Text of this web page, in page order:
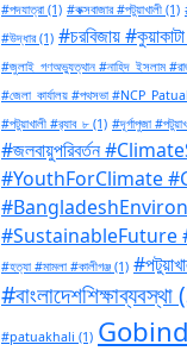
#পদযাত্রা (1) #কক্সবাজার #পটুয়াখালী (1)
#উদ্ধার(1) #চরবিজায় #কুয়াকাটা
#জুলাই_গণঅভ্যুত্থান #নাহিদ_ইসলাম
#জেলা_কার্যালয় #পথসভা
#পটুয়াখালী #র‍্যাব_৮ (1) #দূর্গাপুজা
#জলবায়ুপরিবর্তন
#YouthForClimate
#SustainableFuture
#হত্যা #মামলা #কালীগঞ্জ (1)
#বাংলাদেশশিক্ষাব্যবস্থা
#patuakhali (1)